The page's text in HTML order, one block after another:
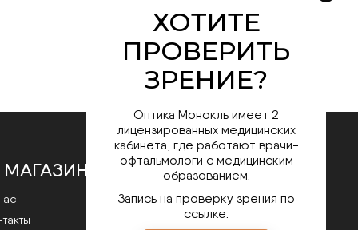
Оптика Монокль имеет 2
лицензированных медицинских
кабинета, где работают врачи-
офтальмологи с медицинским
образованием.
Запись на проверку зрения по
ссылке.